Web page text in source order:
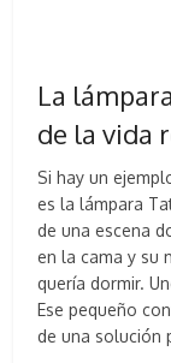
La
de la vida
Si hay un
es la lámpara
de una escena
en la cama y su
quería dormir.
Ese pequeño
de una solución